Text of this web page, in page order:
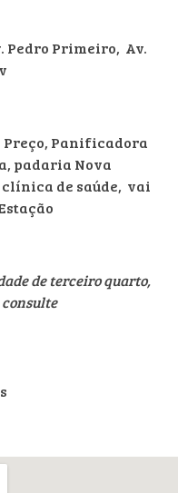
Pedro Primeiro, Av.
Preço, Panificadora
padaria Nova
clínica de saúde, vai
de terceiro quarto,